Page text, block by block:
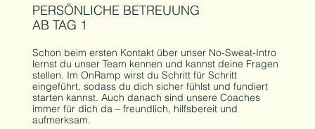
PERSÖNLICHE BETREUUNG
AB TAG 1
Schon beim ersten Kontakt über unser No-Sweat-Intro
lernst du unser Team kennen und kannst deine Fragen
stellen. Im OnRamp wirst du Schritt für Schritt
eingeführt, sodass du dich sicher fühlst und fundiert
starten kannst. Auch danach sind unsere Coaches
immer für dich da – freundlich, hilfsbereit und
aufmerksam.